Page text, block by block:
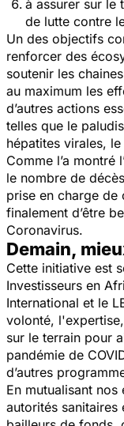
à assurer sur le
de lutte contre
Un des objectifs
renforcer des
soutenir les
au maximum les
d’autres actions
telles que le
hépatites virales,
Comme l’a montré
le nombre de
prise en charge de
finalement d’être
Coronavirus.
Demain,
Cette initiative est
Investisseurs en
International et le
volonté,
sur le terrain pour
pandémie de
d’autres
En mutualisant
autorités sanitaires